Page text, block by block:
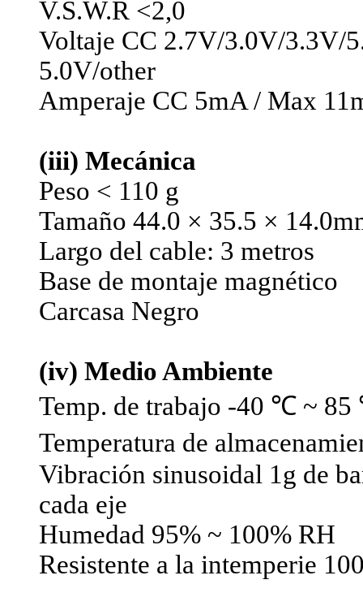
V.S.W.R <2,0
Voltaje CC 2.7V/3.0V/3.3V/
5.0V/other
Amperaje CC 5mA / Max
(iii) Mecánica
Peso < 110 g
Tamaño 44.0 × 35.5 ×
Largo del cable: 3 metros
Base de montaje magnético
Carcasa Negro
(iv) Medio Ambiente
Temp. de trabajo -40 ℃ ~
Temperatura de
Vibración sinusoidal 1g de
cada eje
Humedad 95% ~ 100% RH
Resistente a la intemperie